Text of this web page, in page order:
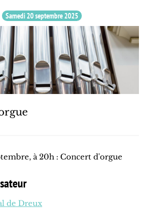
Samedi 20 septembre 2025
à 20h : Concert d'orgue
de Dreux